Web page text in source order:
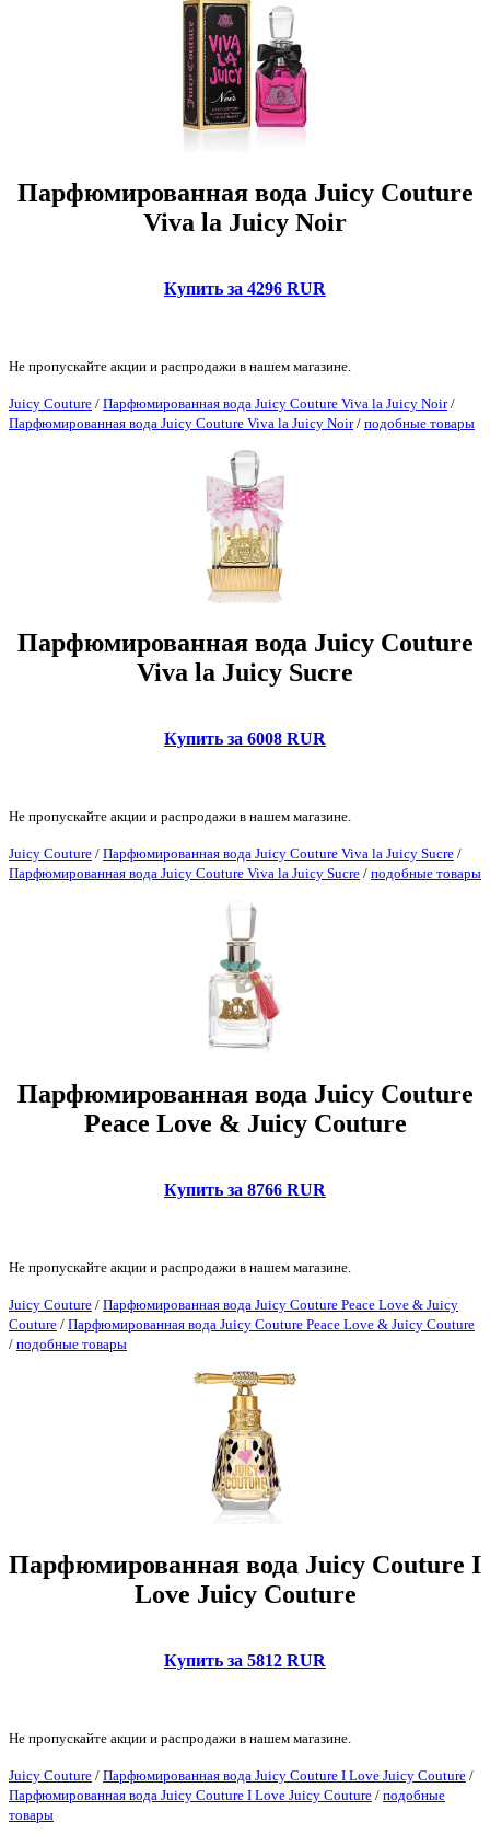
Парфюмированная вода Juicy Couture
Viva la Juicy Noir
Купить за 4296 RUR
Не пропускайте акции и распродажи в нашем магазине.
Juicy Couture / Парфюмированная вода Juicy Couture Viva la Juicy Noir/
Парфюмированная вода Juicy Couture Viva la Juicy Noir/ подобные товары
Парфюмированная вода Juicy Couture
Viva la Juicy Sucre
Купить за 6008 RUR
Не пропускайте акции и распродажи в нашем магазине.
Juicy Couture / Парфюмированная вода Juicy Couture Viva la Juicy Sucre /
Парфюмированная вода Juicy Couture Viva la Juicy Sucre / подобные товары
Парфюмированная вода Juicy Couture
Peace Love & Juicy Couture
Купить за 8766 RUR
Не пропускайте акции и распродажи в нашем магазине.
Juicy Couture / Парфюмированная вода Juicy Couture Peace Love & Juicy
Couture / Парфюмированная вода Juicy Couture Peace Love & Juicy Couture
/ подобные товары
Парфюмированная вода Juicy Couture I
Love Juicy Couture
Купить за 5812 RUR
Не пропускайте акции и распродажи в нашем магазине.
Juicy Couture / Парфюмированная вода Juicy Couture I Love Juicy Couture /
Парфюмированная вода Juicy Couture I Love Juicy Couture / подобные
товары